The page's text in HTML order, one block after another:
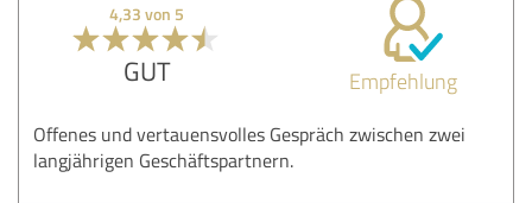
4,33 von 5
GUT Empfehlung
Offenes und vertauensvolles Gespräch zwischen zwei
langjährigen Geschäftspartnern.